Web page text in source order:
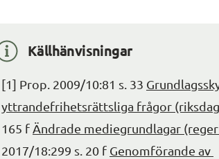
Källhänvisningar
[1] Prop. 2009/10:81 s. 33
yttrandefrihetsrättsliga frågor
165 f Ändrade mediegrundlagar
2017/18:299 s. 20 f Genomförande av